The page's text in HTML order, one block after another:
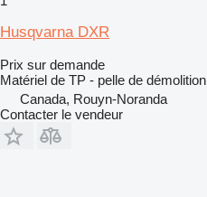
Husqvarna DXR
Prix sur demande
Matériel de TP - pelle de démolition
Canada, Rouyn-Noranda
Contacter le vendeur